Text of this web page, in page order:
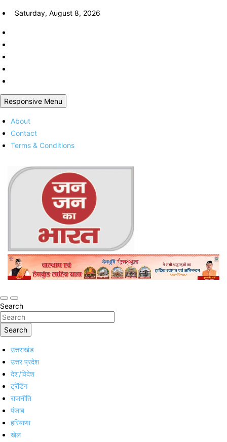
Skip
content
Saturday, August 8, 2026
Responsive Menu
About
Contact
Terms & Conditions
Jan Jan Ka Bharat
Online Trending Hindi News Website
Search
Search
उत्तराखंड
उत्तर प्रदेश
देश/विदेश
ट्रेंडिंग
राजनीति
पंजाब
हरियाणा
खेल